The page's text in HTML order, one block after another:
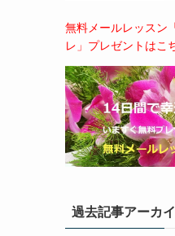
無料メールレッスン
レ」プレゼントはこ
過去記事アーカ